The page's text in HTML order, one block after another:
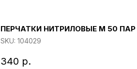
ПЕРЧАТКИ НИТРИЛОВЫЕ M 50 ПАР
SKU: 104029
340 р.